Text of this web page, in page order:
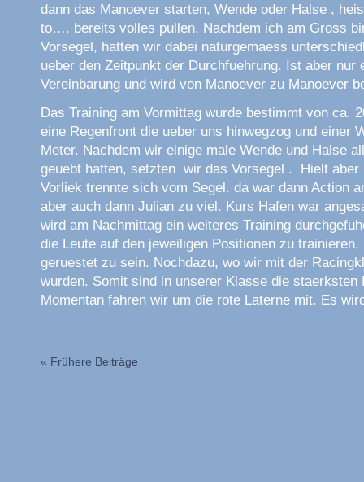
dann das Manoever starten, Wende oder Halse ,
to…. bereits volles pullen. Nachdem ich am Gross
Vorsegel, hatten wir dabei naturgemaess
ueber den Zeitpunkt der Durchfuehrung. Ist aber nur
Vereinbarung und wird von Manoever zu Manoever
Das Training am Vormittag wurde bestimmt von ca.
eine Regenfront die ueber uns hinwegzog und einer
Meter. Nachdem wir einige male Wende und Halse
geuebt hatten, setzten wir das Vorsegel . Hielt aber
Vorliek trennte sich vom Segel. da war dann Action
aber auch dann Julian zu viel. Kurs Hafen war
wird am Nachmittag ein weiteres Training
die Leute auf den jeweiligen Positionen zu
geruestet zu sein. Nochdazu, wo wir mit der
wurden. Somit sind in unserer Klasse die staerksten
Momentan fahren wir um die rote Laterne mit. Es
« Frühere Beiträge